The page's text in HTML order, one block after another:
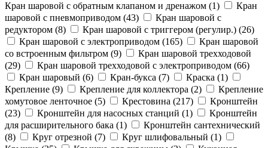
Кран шаровой с обратным клапаном и дренажом (1)
Кран
шаровой с пневмоприводом (43)
Кран шаровой с
редуктором (8) Кран шаровой с триггером (регулир.) (26)
Кран шаровой с электроприводом (165)
Кран шаровой
со встроенным фильтром (9)
Кран шаровой трехходовой
(29) Кран шаровой трехходовой с электроприводом (66)
Кран шаровый (6) Кран-букса (7) Краска (1)
Крепление (9) Крепление для коллектора (2)
Крепление
хомутовое ленточное (5) Крестовина (217)
Кронштейн
(23) Кронштейн для насосных станций (1)
Кронштейн
для расширительного бака (1)
Кронштейн сантехнический
(8) Круг отрезной (7) Круг шлифовальный (1)